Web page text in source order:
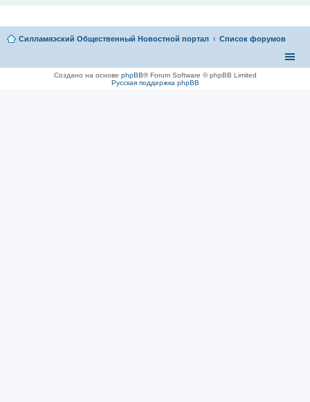
Силламяэский Общественный Новостной портал Список форумов
Создано на основе phpBB® Forum Software © phpBB Limited
Русская поддержка phpBB